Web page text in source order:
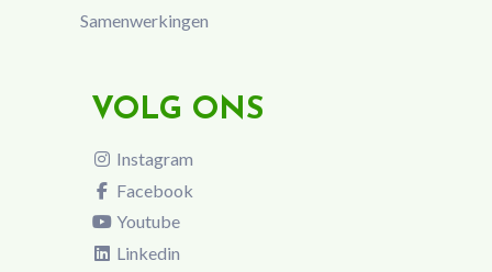
Samenwerkingen
VOLG ONS
Instagram
Facebook
Youtube
Linkedin